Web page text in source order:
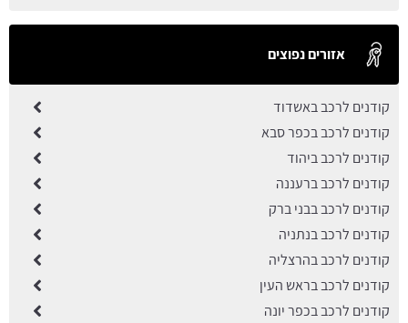
אזורים נפוצים
קודנים לרכב באשדוד
קודנים לרכב בכפר סבא
קודנים לרכב ביהוד
קודנים לרכב ברעננה
קודנים לרכב בבני ברק
קודנים לרכב בנתניה
קודנים לרכב בהרצליה
קודנים לרכב בראש העין
קודנים לרכב בכפר יונה